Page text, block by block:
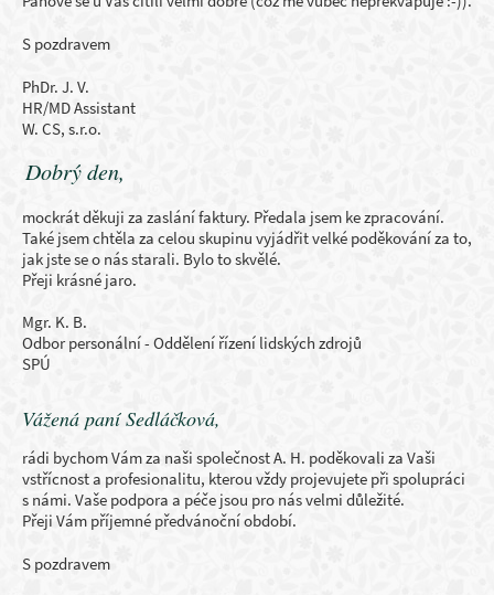
S pozdravem
PhDr. J. V.
HR/MD Assistant
W. CS, s.r.o.
Dobrý den,
mockrát děkuji za zaslání faktury. Předala jsem ke zpracování.
Také jsem chtěla za celou skupinu vyjádřit velké poděkování za to,
jak jste se o nás starali. Bylo to skvělé.
Přeji krásné jaro.
Mgr. K. B.
Odbor personální - Oddělení řízení lidských zdrojů
SPÚ
Vážená paní Sedláčková,
rádi bychom Vám za naši společnost A. H. poděkovali za Vaši
vstřícnost a profesionalitu, kterou vždy projevujete při spolupráci
s námi. Vaše podpora a péče jsou pro nás velmi důležité.
Přeji Vám příjemné předvánoční období.
S pozdravem